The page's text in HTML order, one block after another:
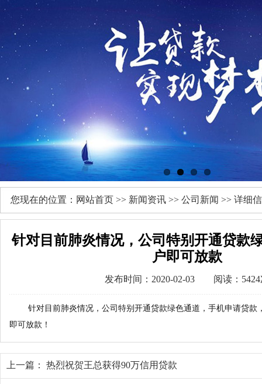
您现在的位置： 网站首页 >> 新闻资讯 >> 公司新闻 >> 详细
针对目前肺炎情况，公司特别开通贷款
户即可放款
发布时间：2020-02-03 阅读：5424
针对目前肺炎情况，公司特别开通贷款绿色通道，手机申请贷款
即可放款！
上一篇： 热烈祝贺王总获得90万信用贷款